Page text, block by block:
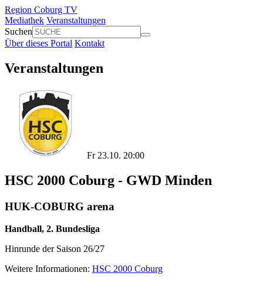
Region Coburg TV
Mediathek Veranstaltungen
Suchen
Über dieses Portal Kontakt
Veranstaltungen
Fr 23.10. 20:00
HSC 2000 Coburg - GWD Minden
HUK-COBURG arena
Handball, 2. Bundesliga
Hinrunde der Saison 26/27
Weitere Informationen: HSC 2000 Coburg